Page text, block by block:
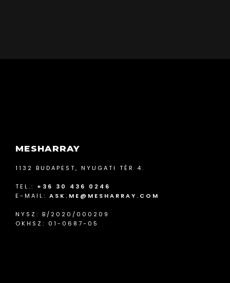
MESHARRAY
1132 BUDAPEST, NYUGATI TÉR 4.
TEL.: +36 30 436 0246
E-MAIL: ASK.ME@MESHARRAY.COM
NYSZ: B/2020/000209
OKHSZ: 01-0687-05